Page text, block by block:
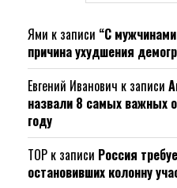
Ями к записи “С
причина ухудшения
Евгений Иванович к записи
назвали 8 самых важных
году
ТОР к записи Россия
остановивших колонну